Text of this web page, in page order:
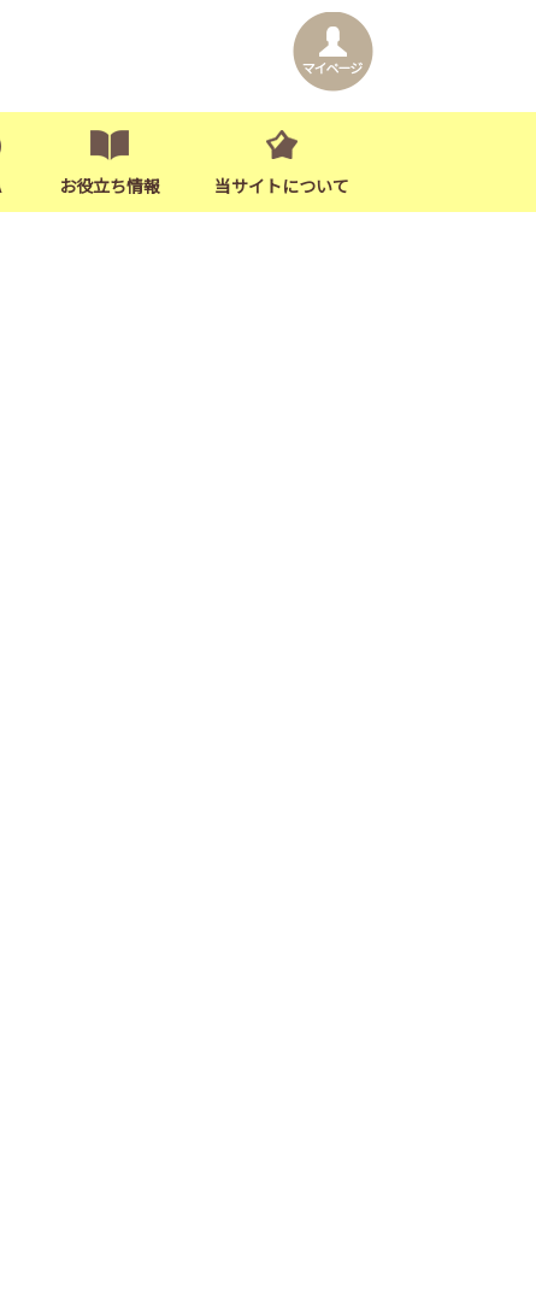
お役立ち情報 当サイトについて